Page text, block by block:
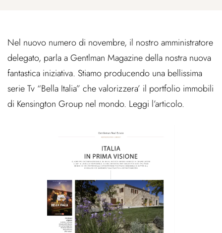
Nel nuovo numero di novembre, il nostro amministratore
delegato, parla a Gentlman Magazine della nostra nuova
fantastica iniziativa. Stiamo producendo una bellissima
serie Tv “Bella Italia” che valorizzera’ il portfolio immobili
di Kensington Group nel mondo. Leggi l’articolo.